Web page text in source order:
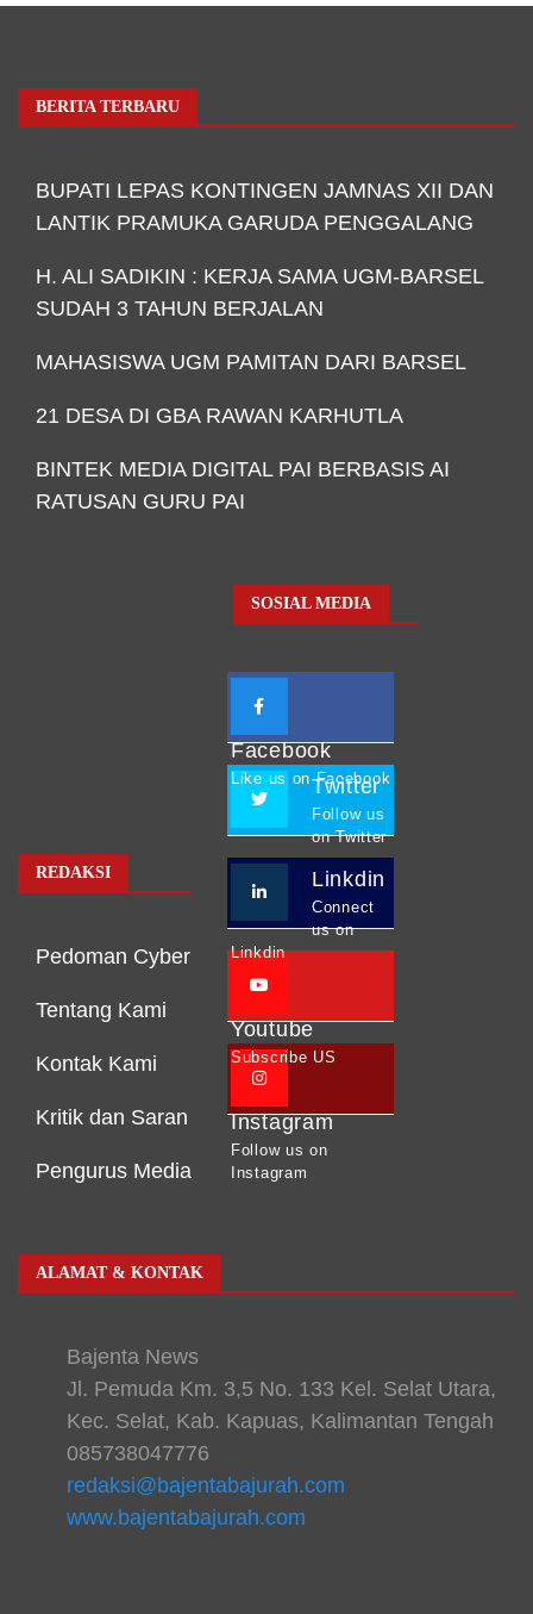
BERITA TERBARU
BUPATI LEPAS KONTINGEN JAMNAS XII DAN
LANTIK PRAMUKA GARUDA PENGGALANG
H. ALI SADIKIN : KERJA SAMA UGM-BARSEL
SUDAH 3 TAHUN BERJALAN
MAHASISWA UGM PAMITAN DARI BARSEL
21 DESA DI GBA RAWAN KARHUTLA
BINTEK MEDIA DIGITAL PAI BERBASIS AI
RATUSAN GURU PAI
REDAKSI
Pedoman Cyber
Tentang Kami
Kontak Kami
Kritik dan Saran
Pengurus Media
SOSIAL MEDIA
Facebook
Like us on Facebook
Twitter
Follow us
on Twitter
Linkdin
Connect
us on
Linkdin
Youtube
Subscribe US
Instagram
Follow us on
Instagram
ALAMAT & KONTAK
Bajenta News
Jl. Pemuda Km. 3,5 No. 133 Kel. Selat Utara,
Kec. Selat, Kab. Kapuas, Kalimantan Tengah
085738047776
redaksi@bajentabajurah.com
www.bajentabajurah.com